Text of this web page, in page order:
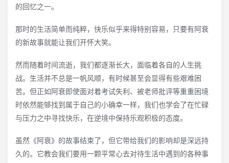
的回忆之一。
那时的生活简单而纯粹，快乐似乎来得特别容易，只要有阿衰
的新故事就能让我们开怀大笑。
然而随着时间流逝，我们都逐渐长大，面临着各自的人生挑
战。生活并不总是一帆风顺，有时候甚至会显得有些艰难困
苦。但正如阿衰即使面对着考试失利、被老师批评等重重困境
时依然能够找到属于自己的小确幸一样，我们也学会了在忙碌
与压力之中寻找快乐，在逆境中保持乐观积极的态度。
虽然《阿衰》的故事结束了，但它带给我们的影响却是深远持
久的。它教会我们要用一颗平常心去对待生活中遇到的各种事